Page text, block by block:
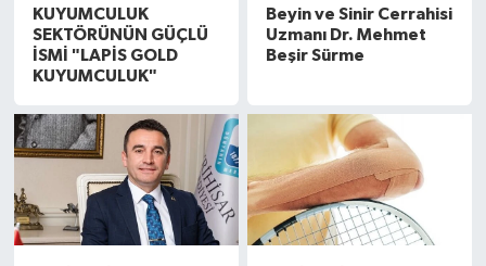
KUYUMCULUK
SEKTÖRÜNÜN GÜÇLÜ
İSMİ "LAPİS GOLD
KUYUMCULUK"
Beyin ve Sinir Cerrahisi
Uzmanı Dr. Mehmet
Beşir Sürme